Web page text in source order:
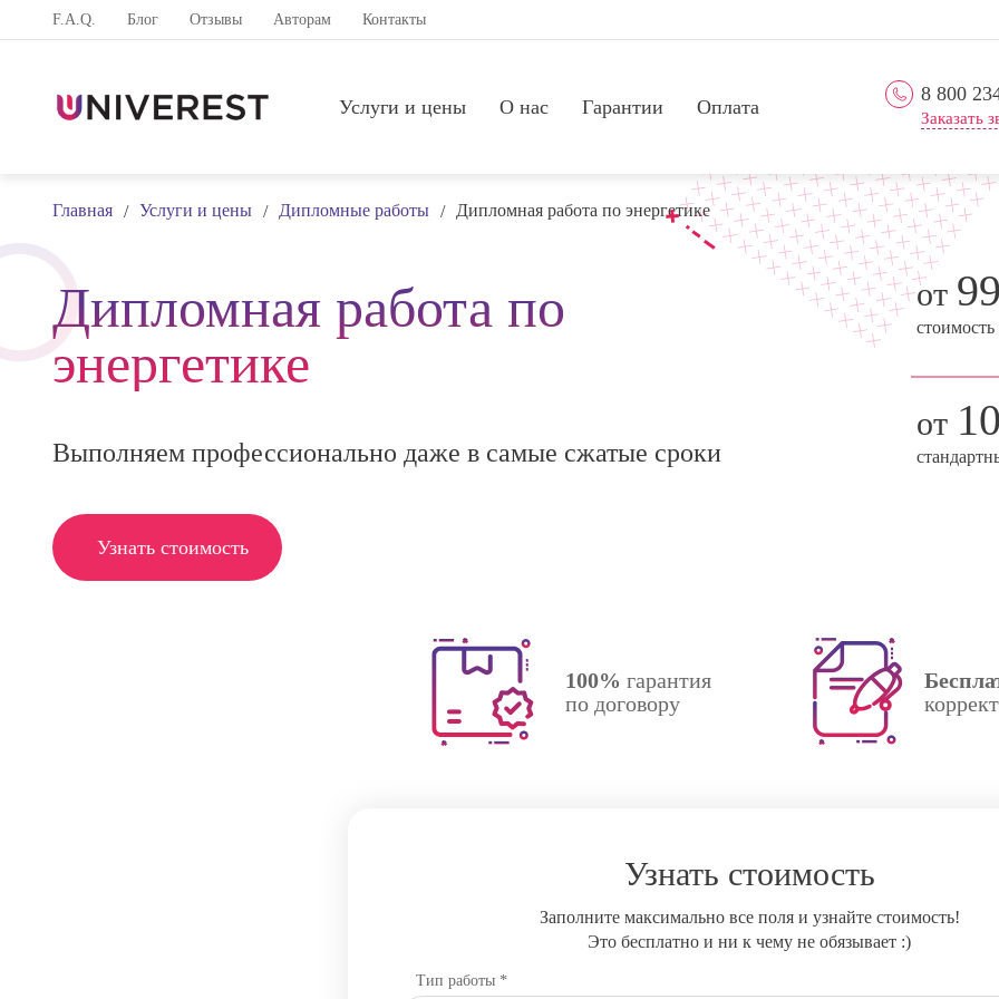
F.A.Q. Блог Отзывы Авторам Контакты
Услуги и цены О нас Гарантии Оплата
8 800
Заказать
Главная / Услуги и цены / Дипломные работы / Дипломная работа по энергетике
Дипломная работа по
энергетике
Выполняем профессионально даже в самые сжатые сроки
Узнать стоимость
от
стоимость
от 10
100% гарантия
по договору
Узнать стоимость
Заполните максимально все поля и узнайте стоимость!
Это бесплатно и ни к чему не обязывает :)
Тип работы *